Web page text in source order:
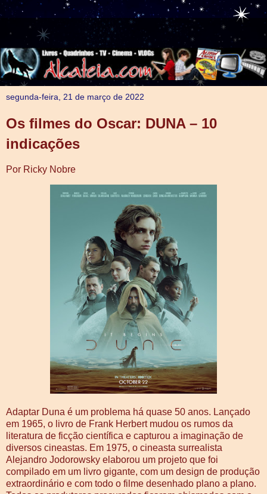
segunda-feira, 21 de março de 2022
Os filmes do Oscar: DUNA – 10
indicações
Por Ricky Nobre
Adaptar Duna é um problema há quase 50 anos. Lançado
em 1965, o livro de Frank Herbert mudou os rumos da
literatura de ficção científica e capturou a imaginação de
diversos cineastas. Em 1975, o cineasta surrealista
Alejandro Jodorowsky elaborou um projeto que foi
compilado em um livro gigante, com um design de produção
extraordinário e com todo o filme desenhado plano a plano.